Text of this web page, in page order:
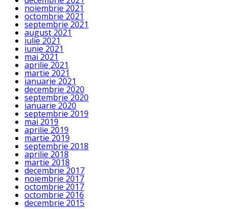
noiembrie 2021
octombrie 2021
septembrie 2021
august 2021
iulie 2021
iunie 2021
mai 2021
aprilie 2021
martie 2021
ianuarie 2021
decembrie 2020
septembrie 2020
ianuarie 2020
septembrie 2019
mai 2019
aprilie 2019
martie 2019
septembrie 2018
aprilie 2018
martie 2018
decembrie 2017
noiembrie 2017
octombrie 2017
octombrie 2016
decembrie 2015